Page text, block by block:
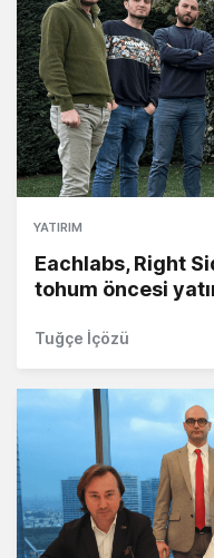
YATIRIM
Eachlabs, Right
tohum öncesi
Tuğçe İçözü